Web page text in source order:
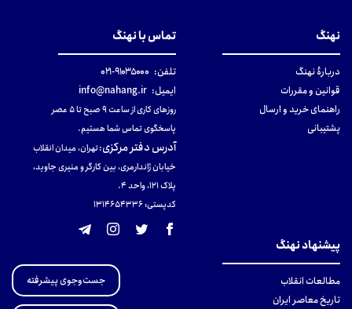
نهنگ
دربارهٔ نهنگ
قوانین و مقررات
راهنمای خرید و ارسال
پشتیبانی
تماس با نهنگ
تلفن: ۹۱۰۳۵۰۰۰-۰۲۱
ایمیل: info@nahang.ir
روزهای کاری از ساعت ۹ صبح تا ۵ عصر
پاسخگوی تماس شما هستیم.
آدرس دفتر مرکزی:تهران، میدان انقلاب
خیابان ژاندارمری، بین کارگر و منیری جاوید،
پلاک 121، واحد ۴.
کدپستی: 131465433۶
پیشنهاد نهنگ
مطالعات انقلاب
تاریخ معاصر ایران
جست‌وجوی پیشرفته